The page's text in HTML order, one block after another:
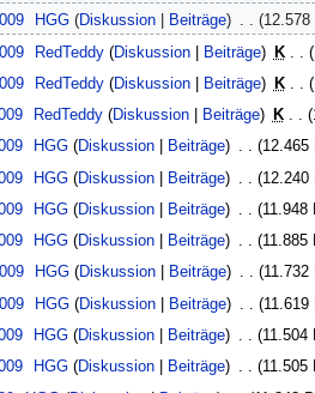
‎ HGG Diskussion Beiträge 12.578
‎ RedTeddy Diskussion Beiträge K
‎ RedTeddy Diskussion Beiträge K
‎ RedTeddy Diskussion Beiträge K
‎ HGG Diskussion Beiträge 12.465
‎ HGG Diskussion Beiträge 12.240
‎ HGG Diskussion Beiträge 11.948
‎ HGG Diskussion Beiträge 11.885
‎ HGG Diskussion Beiträge 11.732
‎ HGG Diskussion Beiträge 11.619
‎ HGG Diskussion Beiträge 11.504
‎ HGG Diskussion Beiträge 11.505